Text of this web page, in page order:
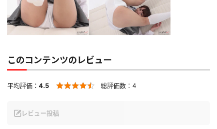
このコンテンツのレビュー
平均評価： 4.5 総評価数： 4
レビュー投稿